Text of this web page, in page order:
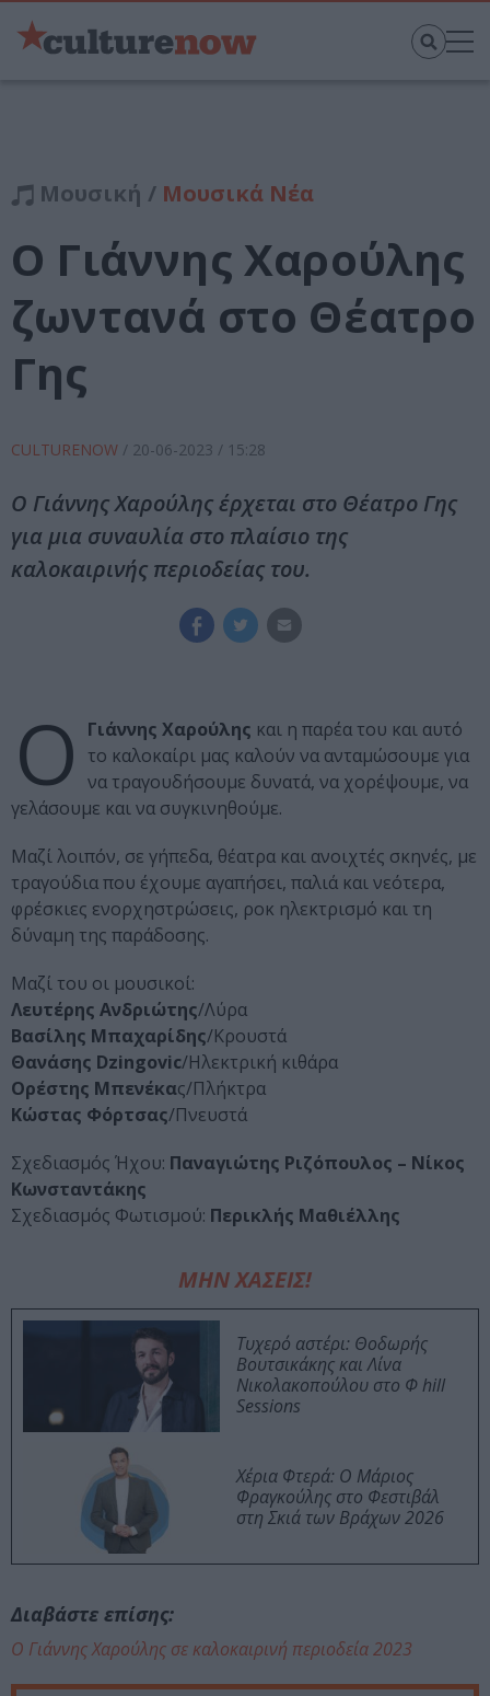
Μουσική / Μουσικά Νέα
O Γιάννης Χαρούλης
ζωντανά στο Θέατρο
Γης
CULTURENOW / 20-06-2023 / 15:28
O Γιάννης Χαρούλης έρχεται στο Θέατρο Γης
για μια συναυλία στο πλαίσιο της
καλοκαιρινής περιοδείας του.
O Γιάννης Χαρούλης και η παρέα του και αυτό
το καλοκαίρι μας καλούν να ανταμώσουμε για
να τραγουδήσουμε δυνατά, να χορέψουμε, να
γελάσουμε και να συγκινηθούμε.
Μαζί λοιπόν, σε γήπεδα, θέατρα και ανοιχτές σκηνές, με
τραγούδια που έχουμε αγαπήσει, παλιά και νεότερα,
φρέσκιες ενορχηστρώσεις, ροκ ηλεκτρισμό και τη
δύναμη της παράδοσης.
Μαζί του οι μουσικοί:
Λευτέρης Ανδριώτης/Λύρα
Βασίλης Μπαχαρίδης/Κρουστά
Θανάσης Dzingovic/Ηλεκτρική κιθάρα
Ορέστης Μπενέκας/Πλήκτρα
Κώστας Φόρτσας/Πνευστά
Σχεδιασμός Ήχου: Παναγιώτης Ριζόπουλος – Νίκος
Κωνσταντάκης
Σχεδιασμός Φωτισμού: Περικλής Μαθιέλλης
ΜΗΝ ΧΑΣΕΙΣ!
Τυχερό αστέρι: Θοδωρής
Βουτσικάκης και Λίνα
Νικολακοπούλου στο Φ hill
Sessions
Χέρια Φτερά: Ο Μάριος
Φραγκούλης στο Φεστιβάλ
στη Σκιά των Βράχων 2026
Διαβάστε επίσης:
O Γιάννης Χαρούλης σε καλοκαιρινή περιοδεία 2023